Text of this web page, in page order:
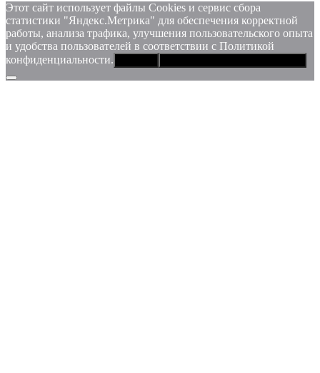
Этот сайт использует файлы Сookies и сервис сбора
статистики "Яндекс.Метрика" для обеспечения корректной
работы, анализа трафика, улучшения пользовательского опыта
и удобства пользователей в соответствии с Политикой
конфиденциальности.